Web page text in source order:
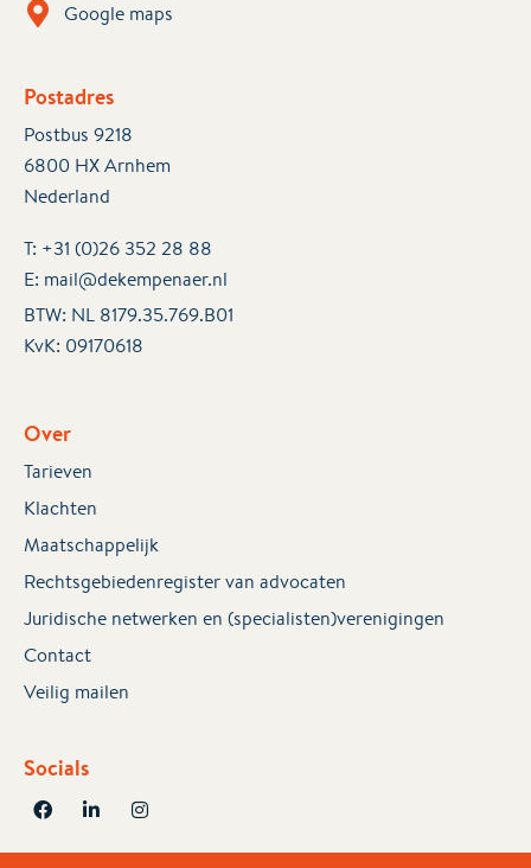
Google maps
Postadres
Postbus 9218
6800 HX Arnhem
Nederland
T: +31 (0)26 352 28 88
E: mail@dekempenaer.nl
BTW: NL 8179.35.769.B01
KvK: 09170618
Over
Tarieven
Klachten
Maatschappelijk
Rechtsgebiedenregister van advocaten
Juridische netwerken en (specialisten)verenigingen
Contact
Veilig mailen
Socials